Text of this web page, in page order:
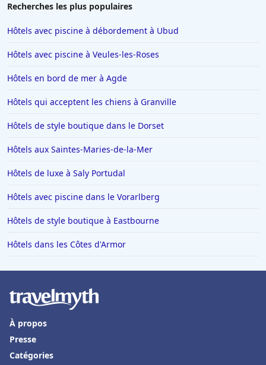
Recherches les plus populaires
Hôtels avec piscine à débordement à Ubud
Hôtels avec piscine à Veules-les-Roses
Hôtels en bord de mer à Agde
Hôtels qui acceptent les chiens à Granville
Hôtels de style boutique dans le Dorset
Hôtels aux Saintes-Maries-de-la-Mer
Hôtels de luxe à Saly Portudal
Hôtels avec piscine dans le Vorarlberg
Hôtels de style boutique à Eastbourne
Hôtels dans les Côtes d'Armor
À propos
Presse
Catégories